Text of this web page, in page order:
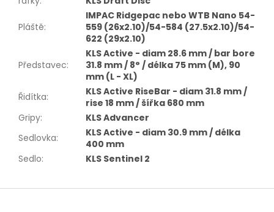
Pláště:
IMPAC Ridgepac nebo WTB Nano 54-
559 (26x2.10)/54-584 (27.5x2.10)/54-
622 (29x2.10)
Představec:
KLS Active - diam 28.6 mm / bar bore
31.8 mm / 8° / délka 75 mm (M), 90
mm (L - XL)
Řidítka:
KLS Active RiseBar - diam 31.8 mm /
rise 18 mm / šířka 680 mm
Gripy:
KLS Advancer
Sedlovka:
KLS Active - diam 30.9 mm / délka
400 mm
Sedlo: KLS Sentinel 2
Z